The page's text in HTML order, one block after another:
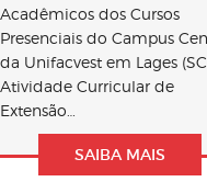
Acadêmicos dos Cursos
Presenciais do Campus
da Unifacvest em Lages
Atividade Curricular de
Extensão…
SAIBA MAIS